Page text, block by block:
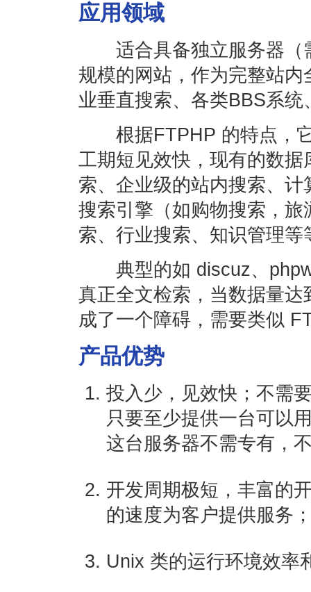
应用领域
适合具备独立服务器（
规模的网站，作为完整站
业垂直搜索、各类BBS系
根据FTPHP 的特点，它
工期短见效快，现有的数
索、企业级的站内搜索、
搜索引擎（如购物搜索，
索、行业搜索、知识管理
典型的如 discuz、
真正全文检索，当数据量
成了一个障碍，需要类似
产品优势
投入少，见效快；不需
只要至少提供一台可以
这台服务器不需专有，
开发周期极短，丰富的
的速度为客户提供服务
Unix 类的运行环境效率